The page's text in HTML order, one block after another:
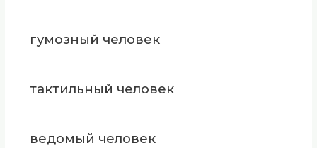
гумозный человек
тактильный человек
ведомый человек